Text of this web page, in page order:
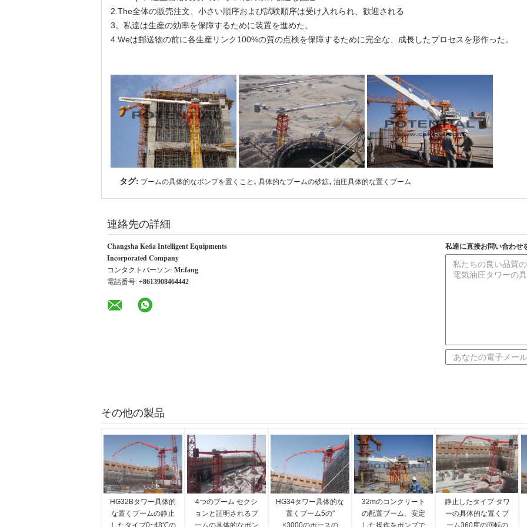
2.The全体の販売注文、小さい順序および試験順序は受け入れられ、歓迎される
3。私達は生産の効率を保障するために装置を進めた。
4.Weは郵送物の前に各生産リンク100%の質の点検を保障するために完全な、成長したプロセスを形作った。
タグ: ブームの具体的なポンプを置くこと , 具体的なブームの砂鉱, 油圧具体的な置くブーム
連絡先の詳細
Changsha Keda Intelligent Equipments
Incorporated Company
コンタクトパーソン: Mr.fang
電話番号: +8613908464442
私達に直接お問い合わせ
その他の製品
HG32Bタワー具体的
な置くブームの静止
したタイプ0~48℃の
4つのブーム セクシ
ョンと証明されるブ
ームの具体的なポン
HG34タワー具体的な
置くブーム5の″
×3000のホースの
32mのコンクリート
の配置ブーム、安定
した操作をポンプで
静止したタイプ タワ
ーの具体的な置くブ
ーム360度の回転の